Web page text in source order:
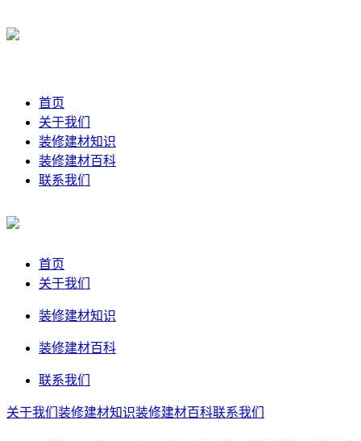
首页
关于我们
装修建材知识
装修建材百科
联系我们
首页
关于我们
装修建材知识
装修建材百科
联系我们
关于我们 装修建材知识装修建材百科联系我们